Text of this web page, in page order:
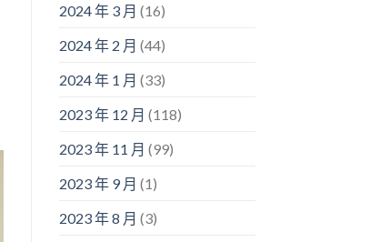
2024 年 3 月 (16)
2024 年 2 月 (44)
2024 年 1 月 (33)
2023 年 12 月 (118)
2023 年 11 月 (99)
2023 年 9 月 (1)
2023 年 8 月 (3)